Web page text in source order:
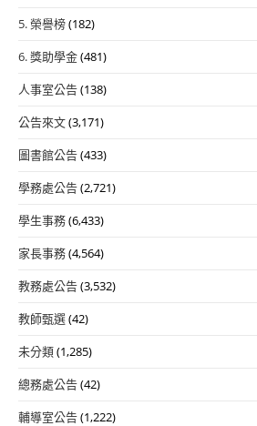
5. 榮譽榜(182)
6. 獎助學金(481)
人事室公告(138)
公告來文(3,171)
圖書館公告(433)
學務處公告(2,721)
學生事務(6,433)
家長事務(4,564)
教務處公告(3,532)
教師甄選(42)
未分類(1,285)
總務處公告(42)
輔導室公告(1,222)